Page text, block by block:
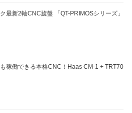
最新2軸CNC旋盤 「QT-PRIMOSシリーズ」
稼働できる本格CNC！Haas CM-1 + TRT70